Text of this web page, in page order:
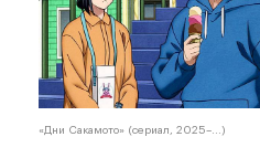
«Дни Сакамото» (сериал, 2025–...)